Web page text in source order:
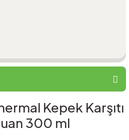
Kepek Karşıtı
300 ml